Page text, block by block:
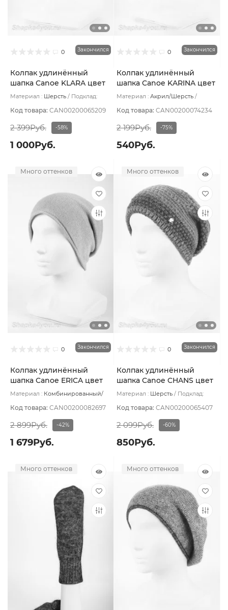
0 Закончился
Колпак удлинённый
шапка Canoe KLARA цвет
Белый
Материал : Шерсть
Подклад:
Код товара: CAN00200065209
2 399Руб. -58%
1 000Руб.
0 Закончился
Колпак удлинённый
шапка Canoe KARINA цвет
Серый светлый
Материал : Акрил/Шерсть
Код товара: CAN00200074234
2 199Руб. -75%
540Руб.
Много оттенков
0 Закончился
Колпак удлинённый
шапка Canoe ERICA цвет
Голубой
Материал : Комбинированный/
Код товара: CAN00200082697
2 899Руб. -42%
1 679Руб.
Много оттенков
0 Закончился
Колпак удлинённый
шапка Canoe CHANS цвет
Сине-голубой
Материал : Шерсть
Подклад:
Код товара: CAN00200065407
2 099Руб. -60%
850Руб.
Много оттенков Много оттенков